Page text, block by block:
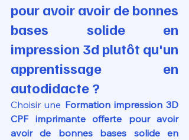
pour avoir avoir de bonnes
bases solide en
impression 3d plutôt qu'un
apprentissage en
autodidacte ?
Choisir une Formation impression 3D
CPF imprimante offerte pour avoir
avoir de bonnes bases solide en